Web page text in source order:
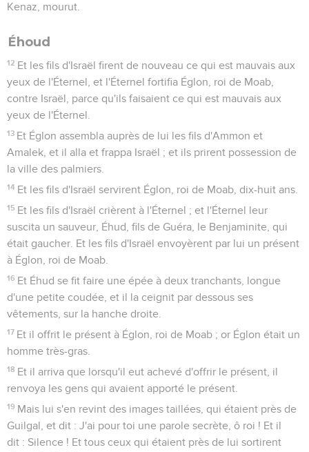
Kenaz, mourut.
Éhoud
12 Et les fils d'Israël firent de nouveau ce qui est mauvais aux
yeux de l'Éternel, et l'Éternel fortifia Églon, roi de Moab,
contre Israël, parce qu'ils faisaient ce qui est mauvais aux
yeux de l'Éternel.
13 Et Églon assembla auprès de lui les fils d'Ammon et
Amalek, et il alla et frappa Israël ; et ils prirent possession de
la ville des palmiers.
14 Et les fils d'Israël servirent Églon, roi de Moab, dix-huit ans.
15 Et les fils d'Israël crièrent à l'Éternel ; et l'Éternel leur
suscita un sauveur, Éhud, fils de Guéra, le Benjaminite, qui
était gaucher. Et les fils d'Israël envoyèrent par lui un présent
à Églon, roi de Moab.
16 Et Éhud se fit faire une épée à deux tranchants, longue
d'une petite coudée, et il la ceignit par dessous ses
vêtements, sur la hanche droite.
17 Et il offrit le présent à Églon, roi de Moab ; or Églon était un
homme très-gras.
18 Et il arriva que lorsqu'il eut achevé d'offrir le présent, il
renvoya les gens qui avaient apporté le présent.
19 Mais lui s'en revint des images taillées, qui étaient près de
Guilgal, et dit : J'ai pour toi une parole secrète, ô roi ! Et il
dit : Silence ! Et tous ceux qui étaient près de lui sortirent